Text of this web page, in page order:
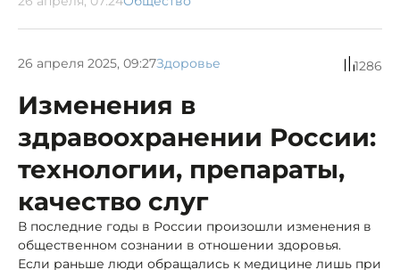
26 апреля 2025, 09:27Здоровье 1286
Изменения в
здравоохранении России:
технологии, препараты,
качество слуг
В последние годы в России произошли изменения в
общественном сознании в отношении здоровья.
Если раньше люди обращались к медицине лишь при